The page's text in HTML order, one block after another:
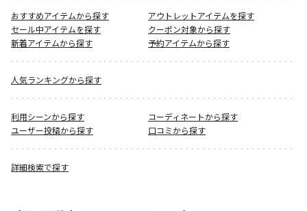
おすすめアイテムから探す
アウトレットアイテムを探す
セール中アイテムを探す
クーポン対象から探す
新着アイテムから探す
予約アイテムから探す
人気ランキングから探す
利用シーンから探す
コーディネートから探す
ユーザー投稿から探す
口コミから探す
詳細検索で探す